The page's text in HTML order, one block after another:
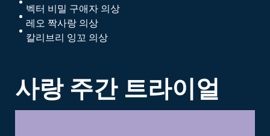
벡터 비밀 구애자 의상
레오 짝사랑 의상
칼리브리 잉꼬 의상
사랑 주간 트라이얼